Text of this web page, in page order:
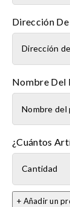
Dirección
Nombre Del
Nombre del
¿Cuántos
+ Añadir un